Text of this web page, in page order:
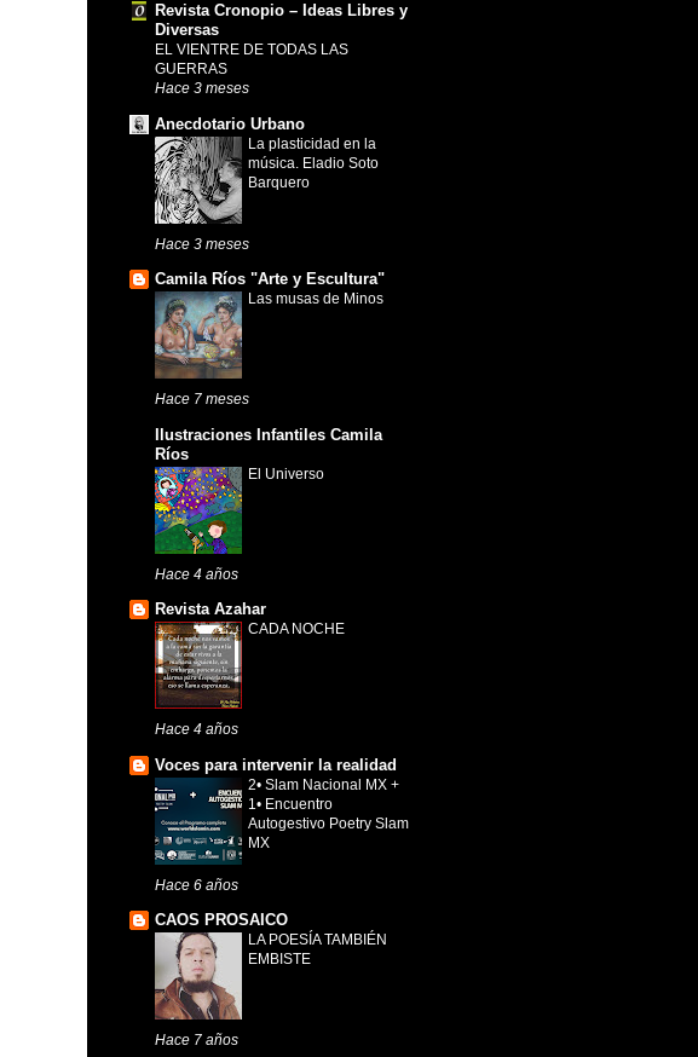
Revista Cronopio – Ideas Libres y
Diversas
EL VIENTRE DE TODAS LAS
GUERRAS
Hace 3 meses
Anecdotario Urbano
La plasticidad en la
música. Eladio Soto
Barquero
Hace 3 meses
Camila Ríos "Arte y Escultura"
Las musas de Minos
Hace 7 meses
Ilustraciones Infantiles Camila
Ríos
El Universo
Hace 4 años
Revista Azahar
CADA NOCHE
Hace 4 años
Voces para intervenir la realidad
2• Slam Nacional MX +
1• Encuentro
Autogestivo Poetry Slam
MX
Hace 6 años
CAOS PROSAICO
LA POESÍA TAMBIÉN
EMBISTE
Hace 7 años